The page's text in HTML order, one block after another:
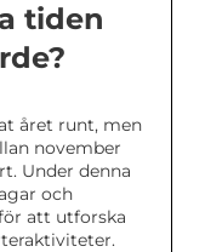
tiden
året runt, men
november
Under denna
och
att utforska